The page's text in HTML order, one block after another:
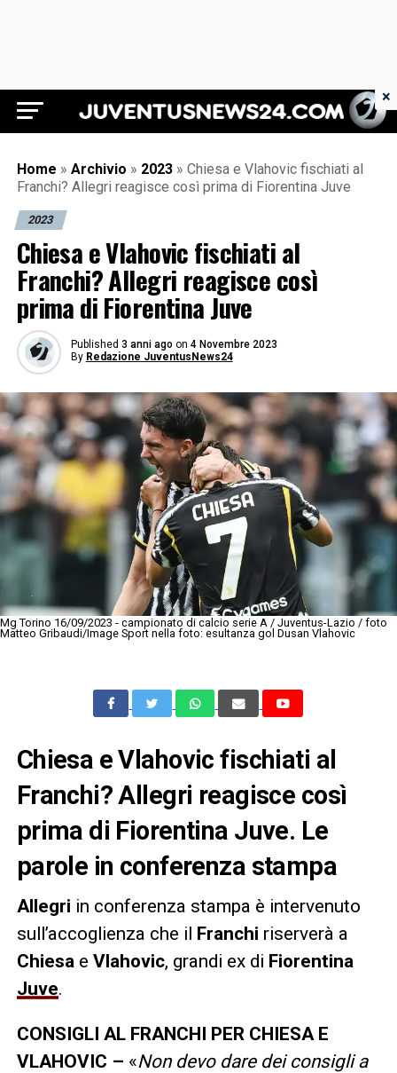
Juventus News 24
Home » Archivio » 2023 » Chiesa e Vlahovic fischiati al
Franchi? Allegri reagisce così prima di Fiorentina Juve
2023
Chiesa e Vlahovic fischiati al
Franchi? Allegri reagisce così
prima di Fiorentina Juve
Published 3 anni ago on 4 Novembre 2023
By Redazione JuventusNews24
Mg Torino 16/09/2023 - campionato di calcio serie A / Juventus-Lazio / foto
Matteo Gribaudi/Image Sport nella foto: esultanza gol Dusan Vlahovic
Chiesa e Vlahovic fischiati al
Franchi? Allegri reagisce così
prima di Fiorentina Juve. Le
parole in conferenza stampa
Allegri in conferenza stampa è intervenuto
sull’accoglienza che il Franchi riserverà a
Chiesa e Vlahovic, grandi ex di Fiorentina
Juve.
CONSIGLI AL FRANCHI PER CHIESA E
VLAHOVIC – «Non devo dare dei consigli a
×